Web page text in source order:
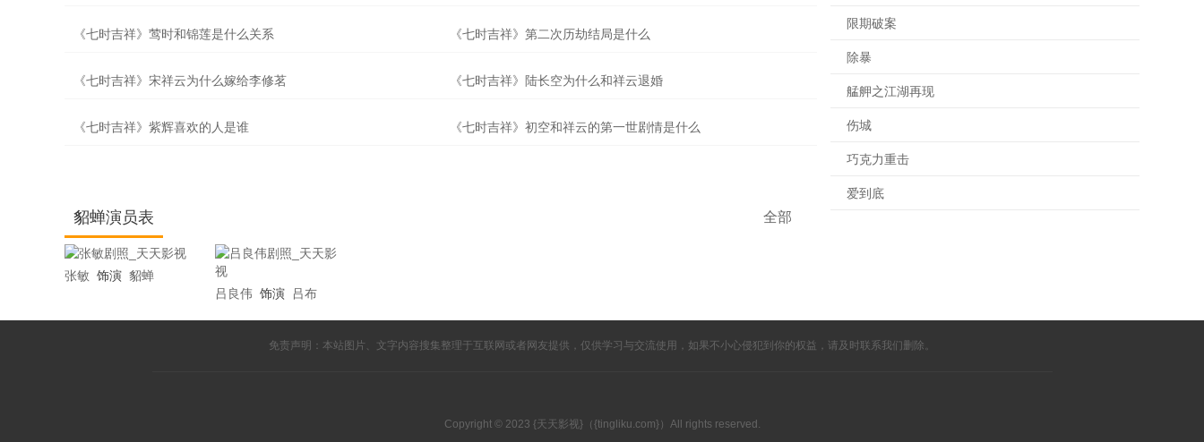
《七时吉祥》莺时和锦莲是什么关系 《七时吉祥》第二次历劫结局是什么
《七时吉祥》宋祥云为什么嫁给李修茗 《七时吉祥》陆长空为什么和祥云退婚
《七时吉祥》紫辉喜欢的人是谁 《七时吉祥》初空和祥云的第一世剧情是什么
貂蝉演员表 全部
张敏 饰演 貂蝉
吕良伟饰演 吕布
限期破案
除暴
艋舺之江湖再现
伤城
巧克力重击
爱到底
免责声明：本站图片、文字内容搜集整理于互联网或者网友提供，仅供学习与交流使用，如果不小心侵犯到你的权益，请及时联系我们删除。
Copyright © 2023 {天天影视}（{tingliku.com}）All rights reserved.